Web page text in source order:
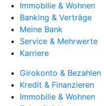
Immobilie & Wohnen
Banking & Verträge
Meine Bank
Service & Mehrwerte
Karriere
Girokonto & Bezahlen
Kredit & Finanzieren
Immobilie & Wohnen